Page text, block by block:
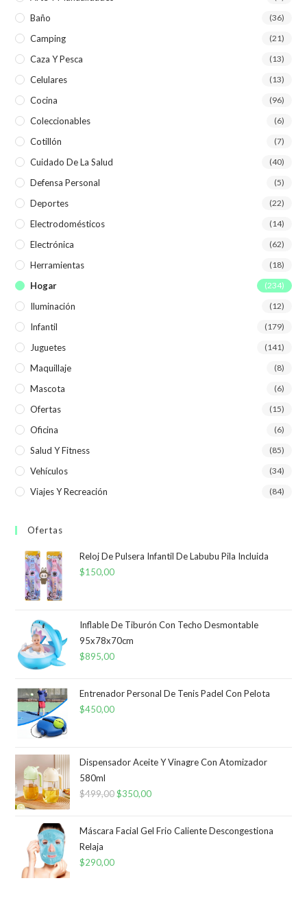
Baño (36)
Camping (21)
Caza Y Pesca (13)
Celulares (13)
Cocina (96)
Coleccionables (6)
Cotillón (7)
Cuidado De La Salud (40)
Defensa Personal (5)
Deportes (22)
Electrodomésticos (14)
Electrónica (62)
Herramientas (18)
Hogar (234)
Iluminación (12)
Infantil (179)
Juguetes (141)
Maquillaje (8)
Mascota (6)
Ofertas (15)
Oficina (6)
Salud Y Fitness (85)
Vehículos (34)
Viajes Y Recreación (84)
Ofertas
Reloj De Pulsera Infantil De Labubu Pila Incluida
$150,00
Inflable De Tiburón Con Techo Desmontable
95x78x70cm
$895,00
Entrenador Personal De Tenis Padel Con Pelota
$450,00
Dispensador Aceite Y Vinagre Con Atomizador
580ml
$499,00El
original
$350,00El
actual
Máscara Facial Gel Frio Caliente Descongestiona
Relaja
$290,00